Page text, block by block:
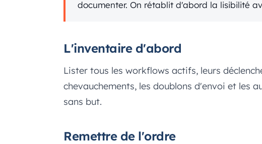
documenter. On rétablit d'abord la lisibilité
L'inventaire d'abord
Lister tous les workflows actifs, leurs
chevauchements, les doublons d'envoi et les
sans but.
Remettre de l'ordre